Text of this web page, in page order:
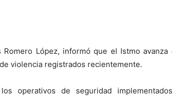
López, informó que el Istmo avanza
violencia registrados recientemente.
operativos de seguridad